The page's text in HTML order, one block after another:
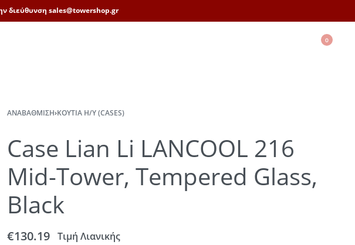
διεύθυνση sales@towershop.gr
0
ΑΝΑΒΆΘΜΙΣΗ›ΚΟΥΤΙΆ Η/Υ (CASES)
Case Lian Li LANCOOL 216
Mid-Tower, Tempered Glass,
Black
€130.19 Τιμή Λιανικής